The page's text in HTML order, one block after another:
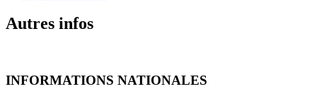
Autres infos
INFORMATIONS NATIONALES